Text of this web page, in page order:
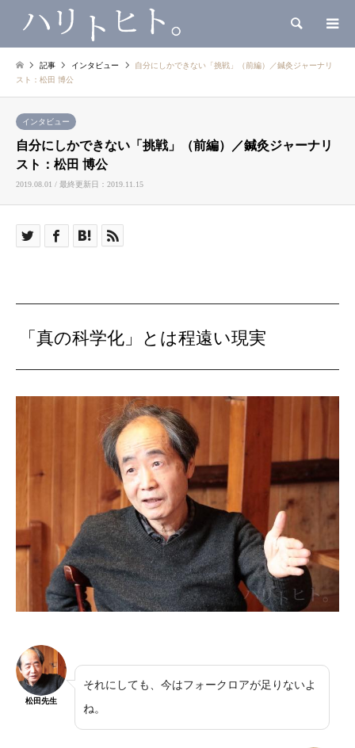
検索
記事 インタビュー
自分にしかできない「挑戦」（前編）／鍼灸ジャーナリ
スト：松田 博公
インタビュー
自分にしかできない「挑戦」（前編）／鍼灸ジャーナリ
スト：松田 博公
2019.08.01 / 最終更新日：2019.11.15
「真の科学化」とは程遠い現実
松田先生
それにしても、今はフォークロアが足りないよ
ね。